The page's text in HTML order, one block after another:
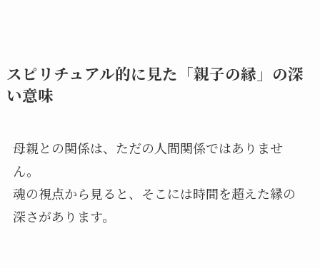
スピリチュアル的に見た「親子の縁」の深
い意味
母親との関係は、ただの人間関係ではありませ
ん。
魂の視点から見ると、そこには時間を超えた縁の
深さがあります。